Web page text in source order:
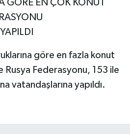
GÖRE EN ÇOK KONUT
göre en fazla konut
Rusya Federasyonu, 153 ile
vatandaşlarına yapıldı.